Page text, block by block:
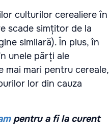
culturilor cerealiere în
scade simțitor de la
similară). În plus, în
unele părți ale
mai mari pentru cereale,
lor din cauza
pentru a fi la curent